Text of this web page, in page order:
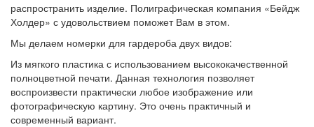
распространить изделие. Полиграфическая компания «Бейдж
Холдер» с удовольствием поможет Вам в этом.
Мы делаем номерки для гардероба двух видов:
Из мягкого пластика с использованием высококачественной
полноцветной печати. Данная технология позволяет
воспроизвести практически любое изображение или
фотографическую картину. Это очень практичный и
современный вариант.